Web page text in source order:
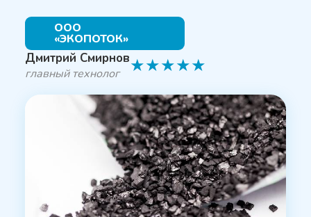
ООО
«ЭКОПОТОК»
Дмитрий Смирнов
главный технолог ★★★★★